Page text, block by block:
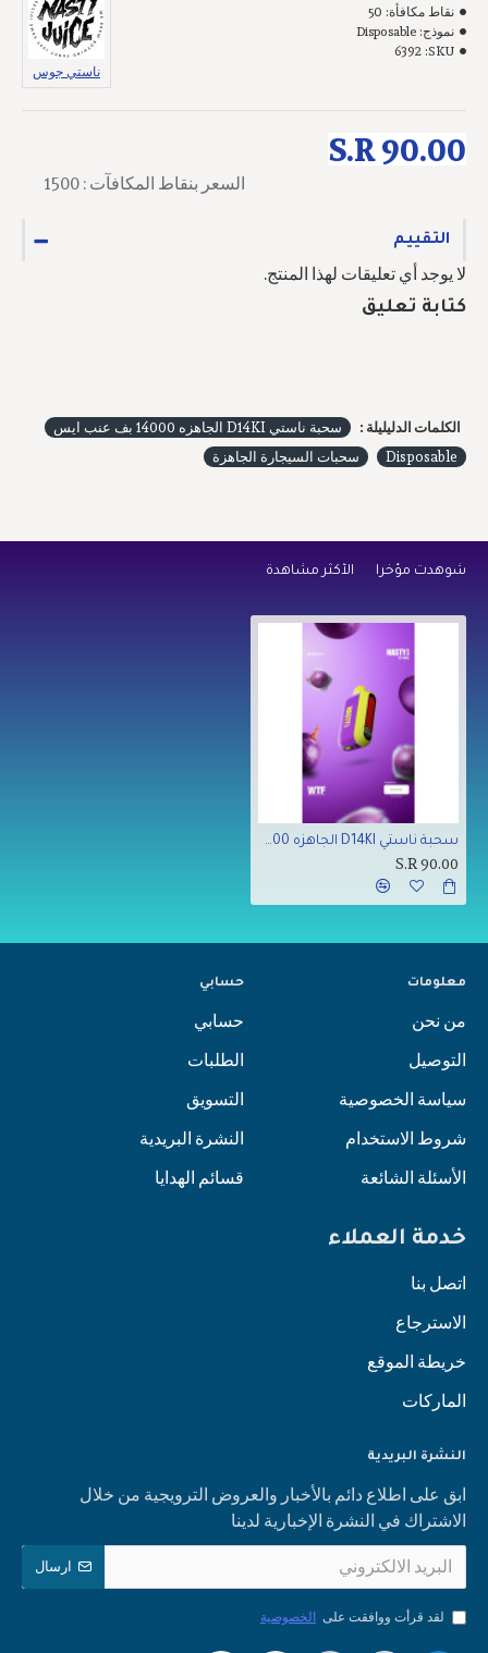
S.R 90.00
السعر بنقاط المكافآت : 1500
نقاط مكافأة: 50
نموذج: Disposable
SKU:
6392
ناستي جوس
التقييم
لا يوجد أي تعليقات لهذا المنتج.
كتابة تعليق
الكلمات الدليليلة :
سحبة ناستي D14KI الجاهزه 14000 بف عنب ايس
Disposable
سحبات السيجارة الجاهزة
شوهدت مؤخراً الأكثر مشاهدة
سحبة ناستي D14KI الجاهزه 14000 بف عنب ايس
S.R 90.00
معلومات
من نحن
التوصيل
سياسة الخصوصية
شروط الاستخدام
الأسئلة الشائعة
حسابي
حسابي
الطلبات
التسويق
النشرة البريدية
قسائم الهدايا
خدمة العملاء
اتصل بنا
الاسترجاع
خريطة الموقع
الماركات
النشرة البريدية
ابق على اطلاع دائم بالأخبار والعروض الترويجية من خلال
الاشتراك في النشرة الإخبارية لدينا
ارسال
لقد قرأت ووافقت على الخصوصية